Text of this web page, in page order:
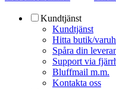
Kundtjänst
Kundtjänst
Hitta butik/
Spåra din
Support via
Bluffmail m.m.
Kontakta oss